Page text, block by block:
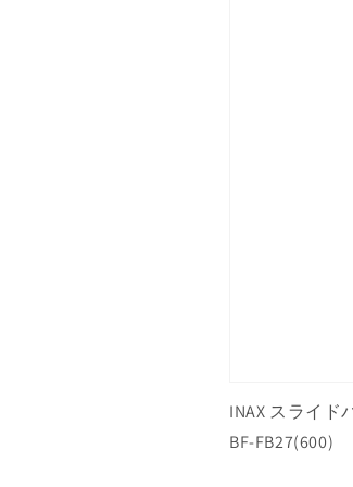
INAX スライド
BF-FB27(600)